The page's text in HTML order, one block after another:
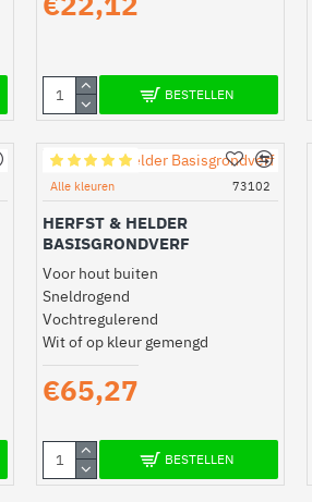
BESTELLEN
Alle kleuren 73102
HERFST & HELDER
BASISGRONDVERF
Voor hout buiten
Sneldrogend
Vochtregulerend
Wit of op kleur gemengd
€65,27
BESTELLEN